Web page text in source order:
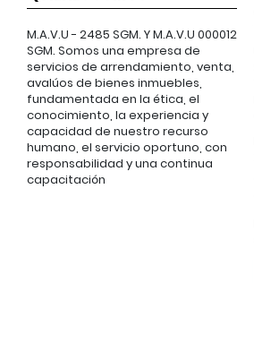
M.A.V.U - 2485 SGM. Y M.A.V.U 000012
SGM. Somos una empresa de
servicios de arrendamiento, venta,
avalúos de bienes inmuebles,
fundamentada en la ética, el
conocimiento, la experiencia y
capacidad de nuestro recurso
humano, el servicio oportuno, con
responsabilidad y una continua
capacitación